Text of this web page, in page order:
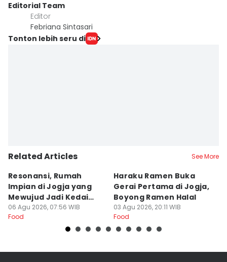
Editorial Team
Editor
Febriana Sintasari
Tonton lebih seru di
Related Articles See More
Resonansi, Rumah
Impian di Jogja yang
Mewujud Jadi Kedai
Ramen dan Burger
06 Agu 2026, 07:56 WIB
Food
Haraku Ramen Buka
Gerai Pertama di Jogja,
Boyong Ramen Halal
03 Agu 2026, 20:11 WIB
Food